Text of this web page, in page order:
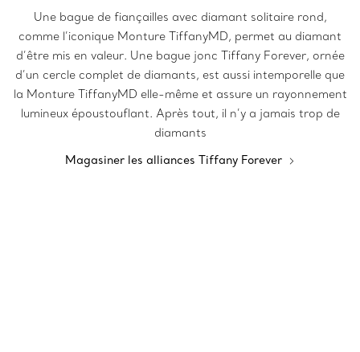
Une bague de fiançailles avec diamant solitaire rond,
comme l’iconique Monture TiffanyMD, permet au diamant
d’être mis en valeur. Une bague jonc Tiffany Forever, ornée
d’un cercle complet de diamants, est aussi intemporelle que
la Monture TiffanyMD elle-même et assure un rayonnement
lumineux époustouflant. Après tout, il n’y a jamais trop de
diamants
Magasiner les alliances Tiffany Forever